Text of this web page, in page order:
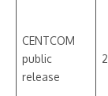
CENTCOM
public
release